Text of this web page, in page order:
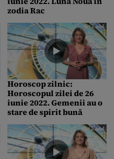
zodia Rac
Horoscop zilnic:
Horoscopul zilei de 26
iunie 2022. Gemenii au o
stare de spirit bună